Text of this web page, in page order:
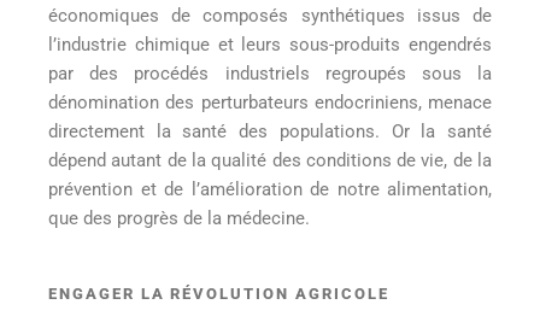
économiques de composés synthétiques issus de
l’industrie chimique et leurs sous-produits engendrés
par des procédés industriels regroupés sous la
dénomination des perturbateurs endocriniens, menace
directement la santé des populations. Or la santé
dépend autant de la qualité des conditions de vie, de la
prévention et de l’amélioration de notre alimentation,
que des progrès de la médecine.
ENGAGER LA RÉVOLUTION AGRICOLE